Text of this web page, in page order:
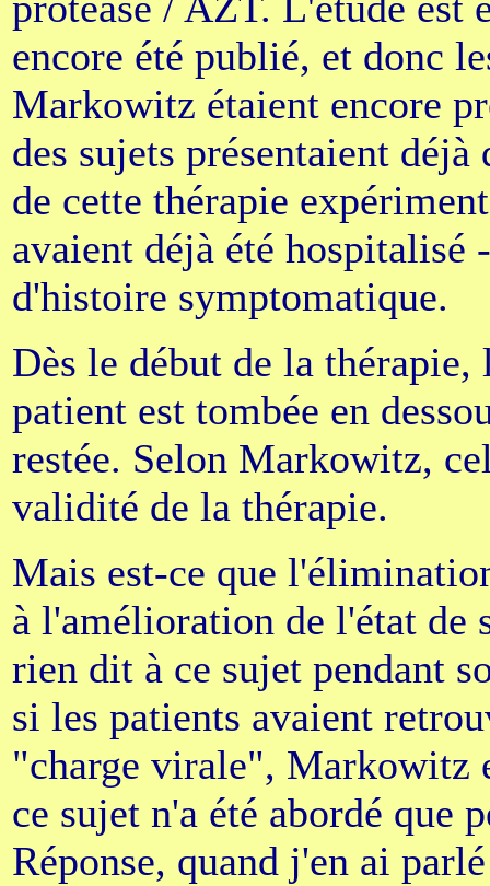
encore été publié, et donc
Markowitz étaient encore
des sujets présentaient
de cette thérapie
avaient déjà été hospitalisé
d'histoire symptomatique.
Dès le début de la
patient est tombée en
restée. Selon Markowitz,
validité de la thérapie.
Mais est-ce que
à l'amélioration de l'état de
rien dit à ce sujet pendant
si les patients avaient
"charge virale", Markowitz
ce sujet n'a été abordé que
Réponse, quand j'en ai